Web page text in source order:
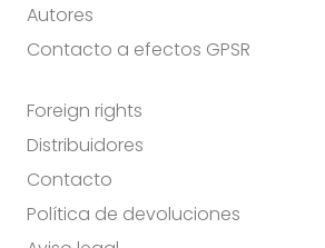
Autores
Contacto a efectos GPSR
Foreign rights
Distribuidores
Contacto
Política de devoluciones